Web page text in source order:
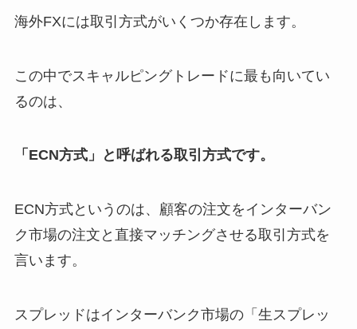
海外FXには取引方式がいくつか存在します。
この中でスキャルピングトレードに最も向いてい
るのは、
「ECN方式」と呼ばれる取引方式です。
ECN方式というのは、顧客の注文をインターバン
ク市場の注文と直接マッチングさせる取引方式を
言います。
スプレッドはインターバンク市場の「生スプレッ